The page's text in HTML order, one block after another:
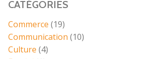
CATÉGORIES
Commerce (19)
Communication (10)
Culture (4)